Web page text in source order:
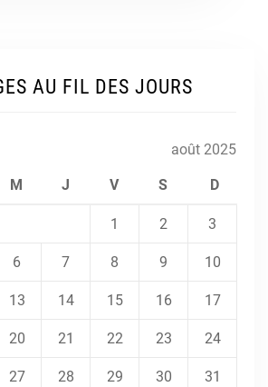
AU FIL DES JOURS
août 2025
M J V S D
1 2 3
6 7 8 9 10
13 14 15 16 17
20 21 22 23 24
27 28 29 30
31